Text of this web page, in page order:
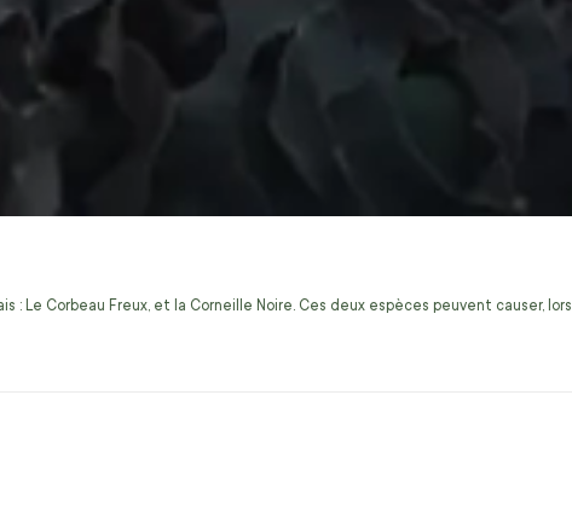
Le Corbeau Freux, et la Corneille Noire. Ces deux espèces peuvent causer, lors